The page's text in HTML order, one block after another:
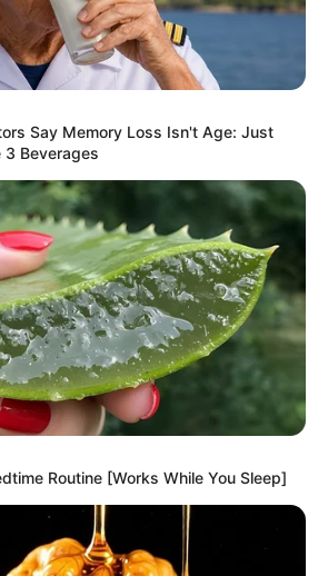
Tempat
di
7 Potret
Berusia
Say Memory Loss Isn't Age: Just
3 Beverages
Routine [Works While You Sleep]